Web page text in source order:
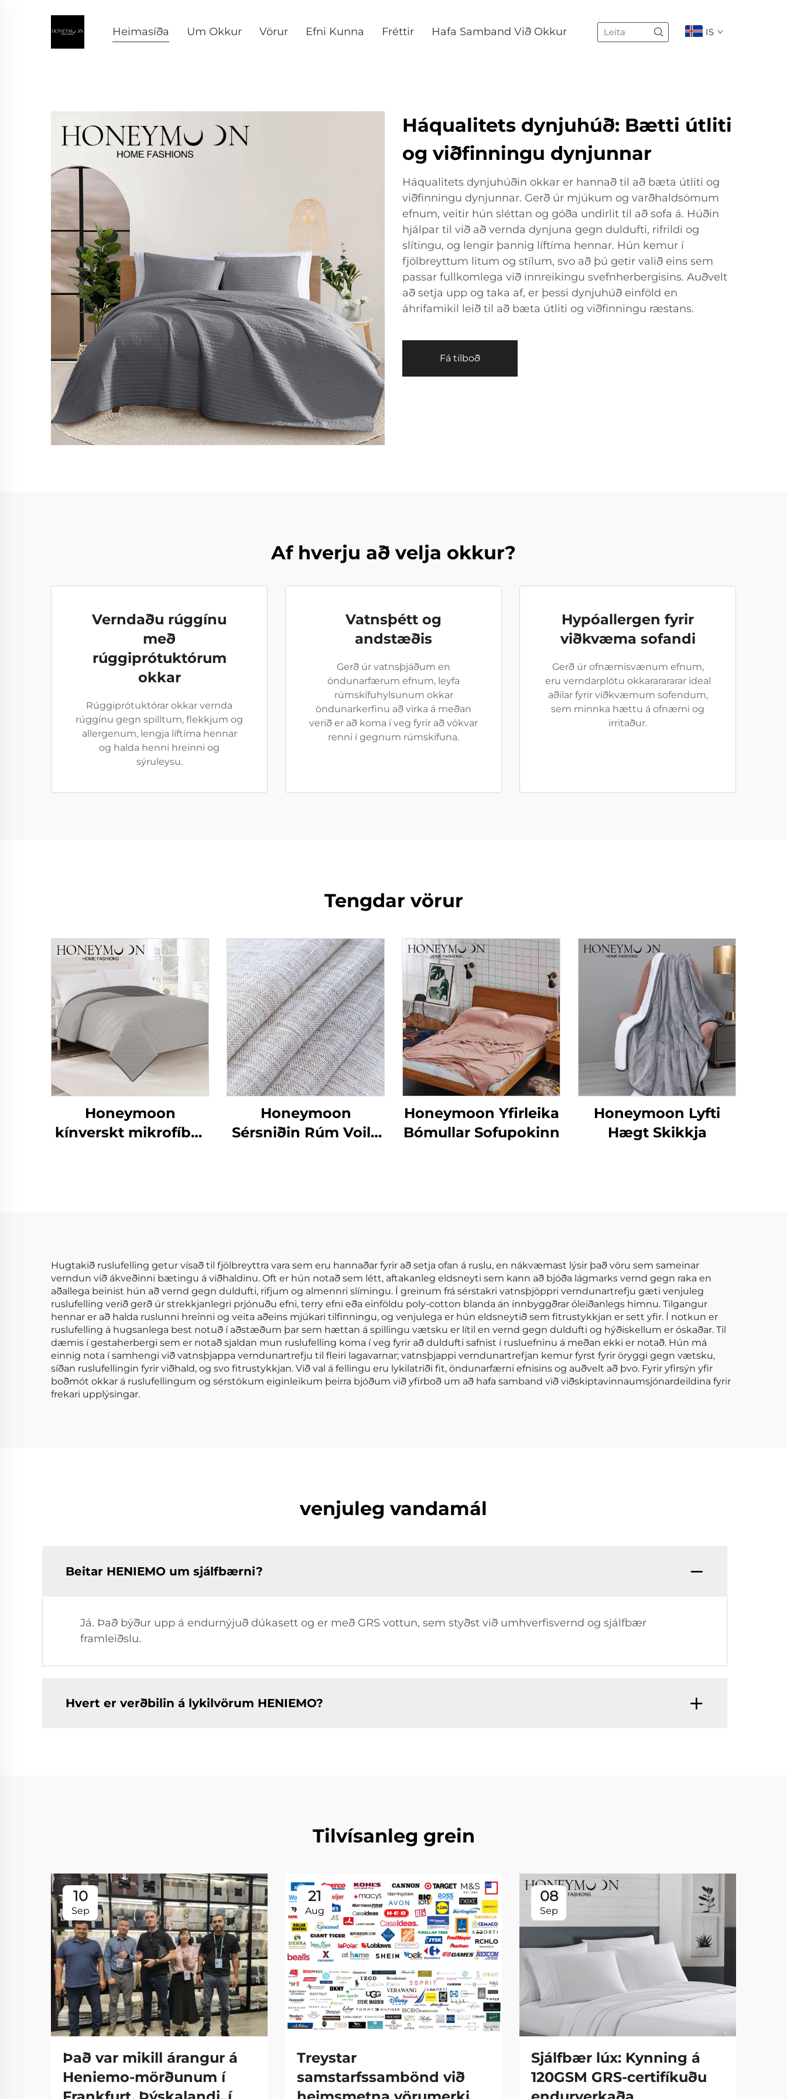
Heimasíða Um Okkur Vörur Efni Kunna Fréttir Hafa Samband Við Okkur IS
Háqualitets dynjuhúð: Bætti útliti
og viðfinningu dynjunnar
Háqualitets dynjuhúðin okkar er hannað til að bæta útliti og
viðfinningu dynjunnar. Gerð úr mjúkum og varðhaldsömum
efnum, veitir hún sléttan og góða undirlit til að sofa á. Húðin
hjálpar til við að vernda dynjuna gegn duldufti, rifrildi og
slítingu, og lengir þannig líftíma hennar. Hún kemur í
fjölbreyttum litum og stílum, svo að þú getir valið eins sem
passar fullkomlega við innreikingu svefnherbergisins. Auðvelt
að setja upp og taka af, er þessi dynjuhúð einföld en
áhrifamikil leið til að bæta útliti og viðfinningu ræstans.
Fá tilboð
Af hverju að velja okkur?
Verndaðu rúggínu
með
rúggiprótuktórum
okkar
Rúggiprótuktórar okkar vernda
rúggínu gegn spilltum, flekkjum og
allergenum, lengja líftíma hennar
og halda henni hreinni og
sýruleysu.
Vatnsþétt og
andstæðis
Gerð úr vatnsþjáðum en
öndunarfærum efnum, leyfa
rúmskífuhylsunum okkar
öndunarkerfinu að virka á meðan
verið er að koma í veg fyrir að vökvar
renni í gegnum rúmskífuna.
Hypóallergen fyrir
viðkvæma sofandi
Gerð úr ofnæmisvænum efnum,
eru verndarplötu okkararararar ideal
aðilar fyrir viðkvæmum sofendum,
sem minnka hættu á ofnæmi og
irritaður.
Tengdar vörur
Honeymoon
kínverskt mikrofíber
Honeymoon
Sérsniðin Rúm Voile
Honeymoon Yfirleika
Bómullar Sofupokinn
Honeymoon Lyfti
Hægt Skikkja
Hugtakið ruslufelling getur vísað til fjölbreyttra vara sem eru hannaðar fyrir að setja ofan á ruslu, en nákvæmast lýsir það vöru sem sameinar
verndun við ákveðinni bætingu á viðhaldinu. Oft er hún notað sem létt, aftakanleg eldsneyti sem kann að bjóða lágmarks vernd gegn raka en
aðallega beinist hún að vernd gegn duldufti, rifjum og almennri slímingu. Í greinum frá sérstakri vatnsþjöppri verndunartrefju gæti venjuleg
ruslufelling verið gerð úr strekkjanlegri prjónuðu efni, terry efni eða einföldu poly-cotton blanda án innbyggðrar óleiðanlegs himnu. Tilgangur
hennar er að halda ruslunni hreinni og veita aðeins mjúkari tilfinningu, og venjulega er hún eldsneytið sem fitrustykkjan er sett yfir. Í notkun er
ruslufelling á hugsanlega best notuð í aðstæðum þar sem hættan á spillingu vætsku er lítil en vernd gegn duldufti og hýðiskellum er óskaðar. Til
dæmis í gestaherbergi sem er notað sjaldan mun ruslufelling koma í veg fyrir að duldufti safnist í rusluefninu á meðan ekki er notað. Hún má
einnig nota í samhengi við vatnsþjappa verndunartrefju til fleiri lagavarnar; vatnsþjappi verndunartrefjan kemur fyrst fyrir öryggi gegn vætsku,
síðan ruslufellingin fyrir viðhald, og svo fitrustykkjan. Við val á fellingu eru lykilatriði fit, öndunarfærni efnisins og auðvelt að þvo. Fyrir yfirsýn yfir
boðmót okkar á ruslufellingum og sérstökum eiginleikum þeirra bjóðum við yfirboð um að hafa samband við viðskiptavinnaumsjónardeildina fyrir
frekari upplýsingar.
venjuleg vandamál
Beitar HENIEMO um sjálfbærni?
Já. Það býður upp á endurnýjuð dúkasett og er með GRS vottun, sem styðst við umhverfisvernd og sjálfbær
framleiðslu.
Hvert er verðbilin á lykilvörum HENIEMO?
Tilvísanleg grein
10
Sep
Það var mikill árangur á
Heniemo-mörðunum í
21
Aug
Treystar
samstarfssambönd við
08
Sep
Sjálfbær lúx: Kynning á
120GSM GRS-certifíkuðu